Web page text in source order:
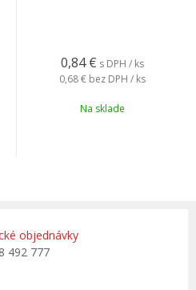
0,84 € s DPH / ks
0,68 € bez DPH / ks
Na sklade
objednávky
492 777